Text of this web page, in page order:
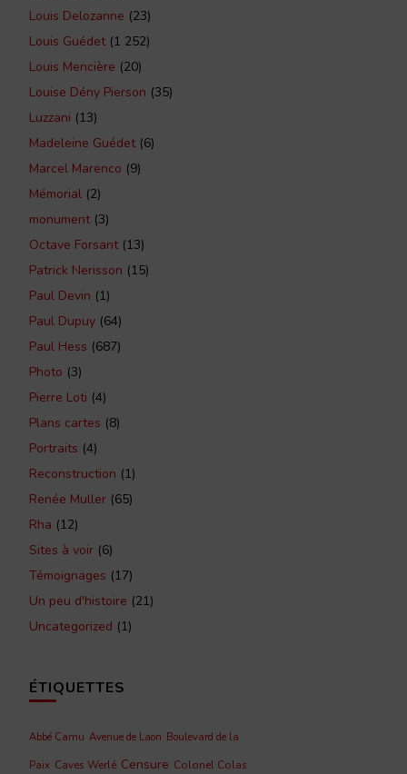
Louis Delozanne (23)
Louis Guédet(1 252)
Louis Mencière (20)
Louise Dény Pierson (35)
Luzzani (13)
Madeleine Guédet(6)
Marcel Marenco (9)
Mémorial (2)
monument(3)
Octave Forsant(13)
Patrick Nerisson (15)
Paul Devin (1)
Paul Dupuy (64)
Paul Hess (687)
Photo (3)
Pierre Loti (4)
Plans cartes (8)
Portraits (4)
Reconstruction (1)
Renée Muller (65)
Rha (12)
Sites à voir (6)
Témoignages (17)
Un peu d'histoire (21)
Uncategorized (1)
ÉTIQUETTES
Abbé Camu Avenue de Laon Boulevard de la
Paix Caves Werlé Censure Colonel Colas